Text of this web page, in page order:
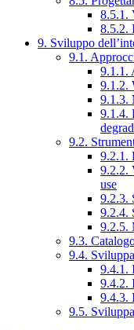
8.5.1.
8.5.2.
9. Sviluppo
9.1.
9.1.1.
9.1.2.
9.1.3.
9.1.4.
9.2.
9.2.1.
9.2.2.
use
9.2.3.
9.2.4.
9.2.5.
9.3.
9.4.
9.4.1.
9.4.2.
9.4.3.
9.5.